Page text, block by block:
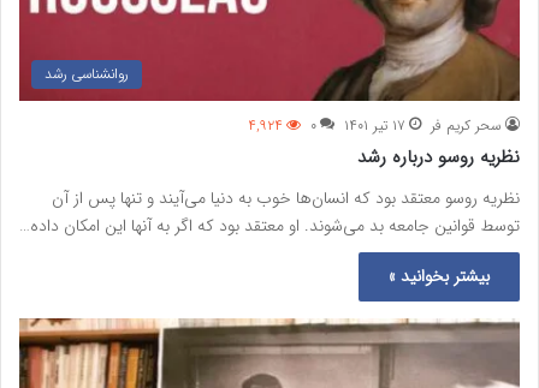
روانشناسی رشد
سحر کریم فر ۱۷ تیر ۱۴۰۱ ۰ ۴,۹۲۴
نظریه روسو درباره رشد
نظریه روسو معتقد بود که انسان‌ها خوب به دنیا می‌آیند و تنها پس از آن
توسط قوانین جامعه بد می‌شوند. او معتقد بود که اگر به آنها این امکان داده…
بیشتر بخوانید »